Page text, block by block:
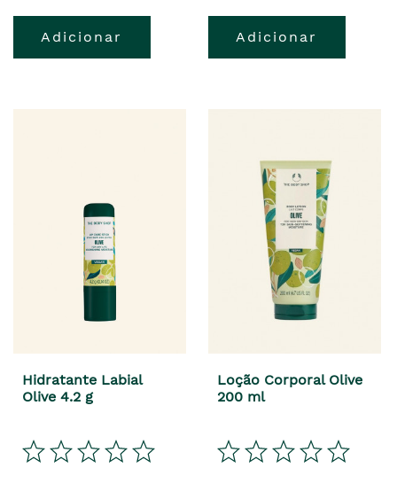
Adicionar Adicionar
Hidratante Labial
Olive 4.2 g
Loção Corporal Olive
200 ml